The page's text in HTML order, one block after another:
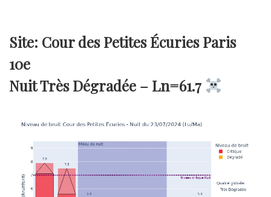
Site: Cour des Petites Écuries Paris
10e
Nuit Très Dégradée – Ln=61.7